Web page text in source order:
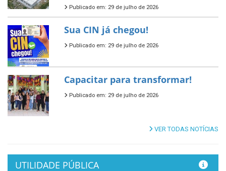
Publicado em: 29 de julho de 2026
Sua CIN já chegou!
Publicado em: 29 de julho de 2026
Capacitar para transformar!
Publicado em: 29 de julho de 2026
VER TODAS NOTÍCIAS
UTILIDADE PÚBLICA